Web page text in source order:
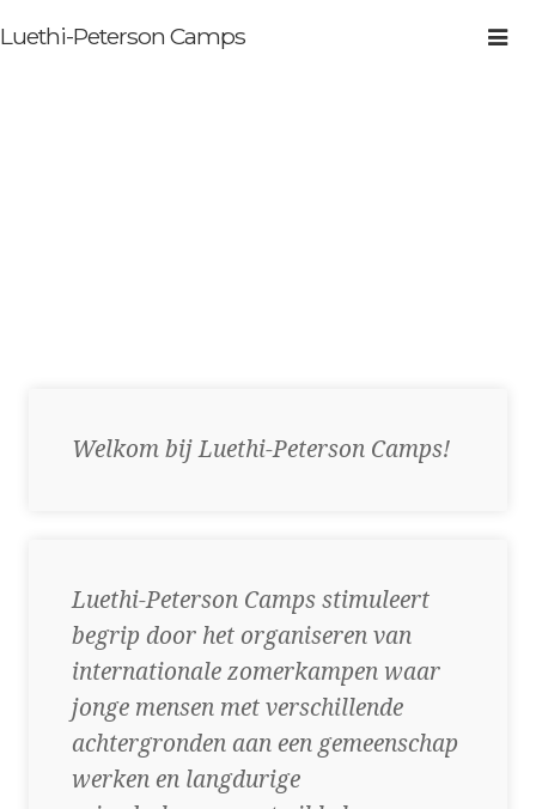
Luethi-Peterson Camps
Welkom bij Luethi-Peterson Camps!
Luethi-Peterson Camps stimuleert
begrip door het organiseren van
internationale zomerkampen waar
jonge mensen met verschillende
achtergronden aan een gemeenschap
werken en langdurige